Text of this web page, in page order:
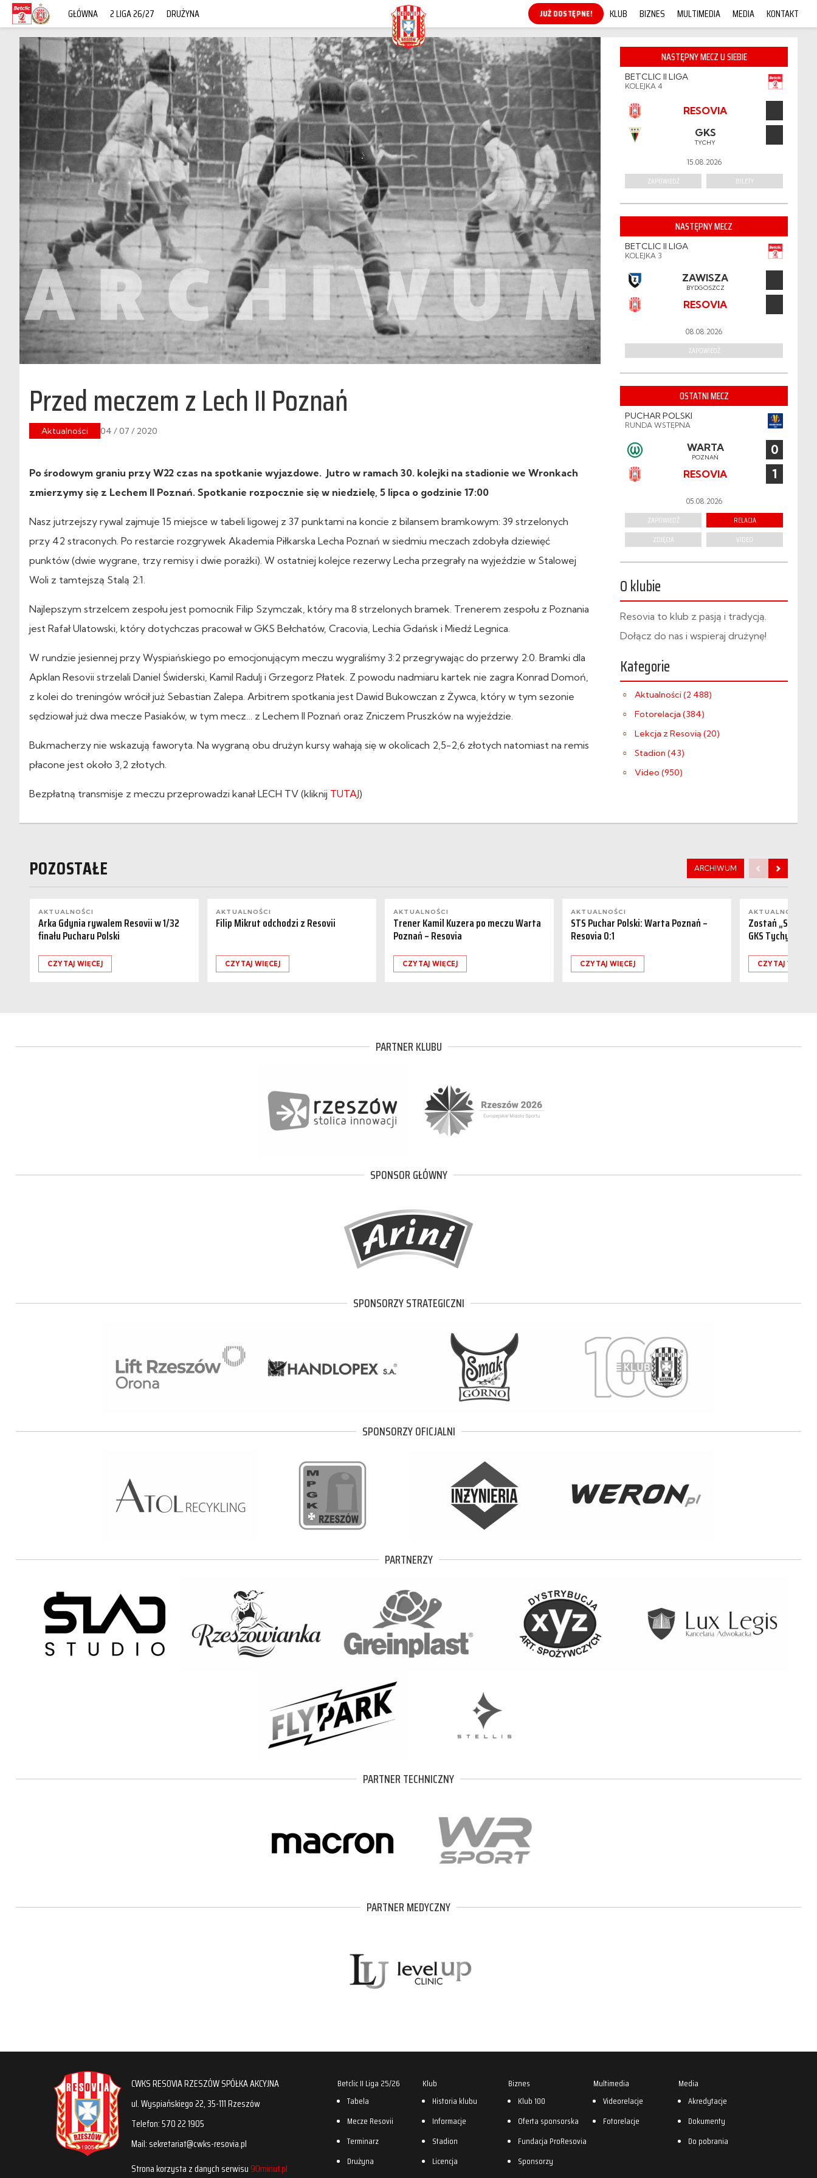
GŁÓWNA 2 LIGA 26/27 DRUŻYNA KUP ONLINE! KLUB BIZNES MULTIMEDIA MEDIA KONTAKT
Przed meczem z Lech II Poznań
Aktualności 04 / 07 / 2020
Po środowym graniu przy W22 czas na spotkanie wyjazdowe. Jutro w ramach 30. kolejki na stadionie we Wronkach
zmierzymy się z Lechem II Poznań. Spotkanie rozpocznie się w niedzielę, 5 lipca o godzinie 17:00
Nasz jutrzejszy rywal zajmuje 15 miejsce w tabeli ligowej z 37 punktami na koncie z bilansem bramkowym: 39 strzelonych
przy 42 straconych. Po restarcie rozgrywek Akademia Piłkarska Lecha Poznań w siedmiu meczach zdobyła dziewięć
punktów (dwie wygrane, trzy remisy i dwie porażki). W ostatniej kolejce rezerwy Lecha przegrały na wyjeździe w Stalowej
Woli z tamtejszą Stalą 2:1.
Najlepszym strzelcem zespołu jest pomocnik Filip Szymczak, który ma 8 strzelonych bramek. Trenerem zespołu z Poznania
jest Rafał Ulatowski, który dotychczas pracował w GKS Bełchatów, Cracovia, Lechia Gdańsk i Miedź Legnica.
W rundzie jesiennej przy Wyspiańskiego po emocjonującym meczu wygraliśmy 3:2 przegrywając do przerwy 2:0. Bramki dla
Apklan Resovii strzelali Daniel Świderski, Kamil Radulj i Grzegorz Płatek. Z powodu nadmiaru kartek nie zagra Konrad Domoń,
z kolei do treningów wrócił już Sebastian Zalepa. Arbitrem spotkania jest Dawid Bukowczan z Żywca, który w tym sezonie
sędziował już dwa mecze Pasiaków, w tym mecz… z Lechem II Poznań oraz Zniczem Pruszków na wyjeździe.
Bukmacherzy nie wskazują faworyta. Na wygraną obu drużyn kursy wahają się w okolicach 2,5-2,6 złotych natomiast na remis
płacone jest około 3,2 złotych.
Bezpłatną transmisje z meczu przeprowadzi kanał LECH TV (kliknij TUTAJ)
NASTĘPNY MECZ U SIEBIE
BETCLIC II LIGA
KOLEJKA 4
RESOVIA
GKS
TYCHY
15.08.2026
ZAPOWIEDŹ BILETY
NASTĘPNY MECZ
BETCLIC II LIGA
KOLEJKA 3
ZAWISZA
BYDGOSZCZ
RESOVIA
08.08.2026
ZAPOWIEDŹ
OSTATNI MECZ
PUCHAR POLSKI
RUNDA WSTĘPNA
WARTA
POZNAŃ 0
RESOVIA 1
05.08.2026
ZAPOWIEDŹ
RELACJA
ZDJĘCIA
VIDEO
O klubie
Resovia to klub z pasją i tradycją.
Dołącz do nas i wspieraj drużynę!
Kategorie
Aktualności (2 488)
Fotorelacja (384)
Lekcja z Resovią (20)
Stadion (43)
Video (950)
POZOSTAŁE ARCHIWUM
AKTUALNOŚCI
Arka Gdynia rywalem Resovii w 1/32
finału Pucharu Polski
CZYTAJ WIĘCEJ
AKTUALNOŚCI
Filip Mikrut odchodzi z Resovii
CZYTAJ WIĘCEJ
AKTUALNOŚCI
Trener Kamil Kuzera po meczu Warta
Poznań – Resovia
CZYTAJ WIĘCEJ
AKTUALNOŚCI
STS Puchar Polski: Warta Poznań –
Resovia 0:1
CZYTAJ WIĘCEJ
AKTUALNOŚCI
Zostań
GKS Tychy
CZYTAJ WIĘCEJ
PARTNER KLUBU
SPONSOR GŁÓWNY
SPONSORZY STRATEGICZNI
SPONSORZY OFICJALNI
PARTNERZY
PARTNER TECHNICZNY
PARTNER MEDYCZNY
CWKS RESOVIA RZESZÓW SPÓŁKA AKCYJNA
ul. Wyspiańskiego 22, 35-111 Rzeszów
Telefon: 570 22 1905
Mail: sekretariat@cwks-resovia.pl
Strona korzysta z danych serwisu90minut.pl
Betclic II Liga 25/26
Tabela
Mecze Resovii
Terminarz
Drużyna
Klub
Historia klubu
Informacje
Stadion
Licencja
Biznes
Klub 100
Oferta sponsorska
Fundacja ProResovia
Sponsorzy
Multimedia
Videorelacje
Fotorelacje
Media
Akredytacje
Dokumenty
Do pobrania